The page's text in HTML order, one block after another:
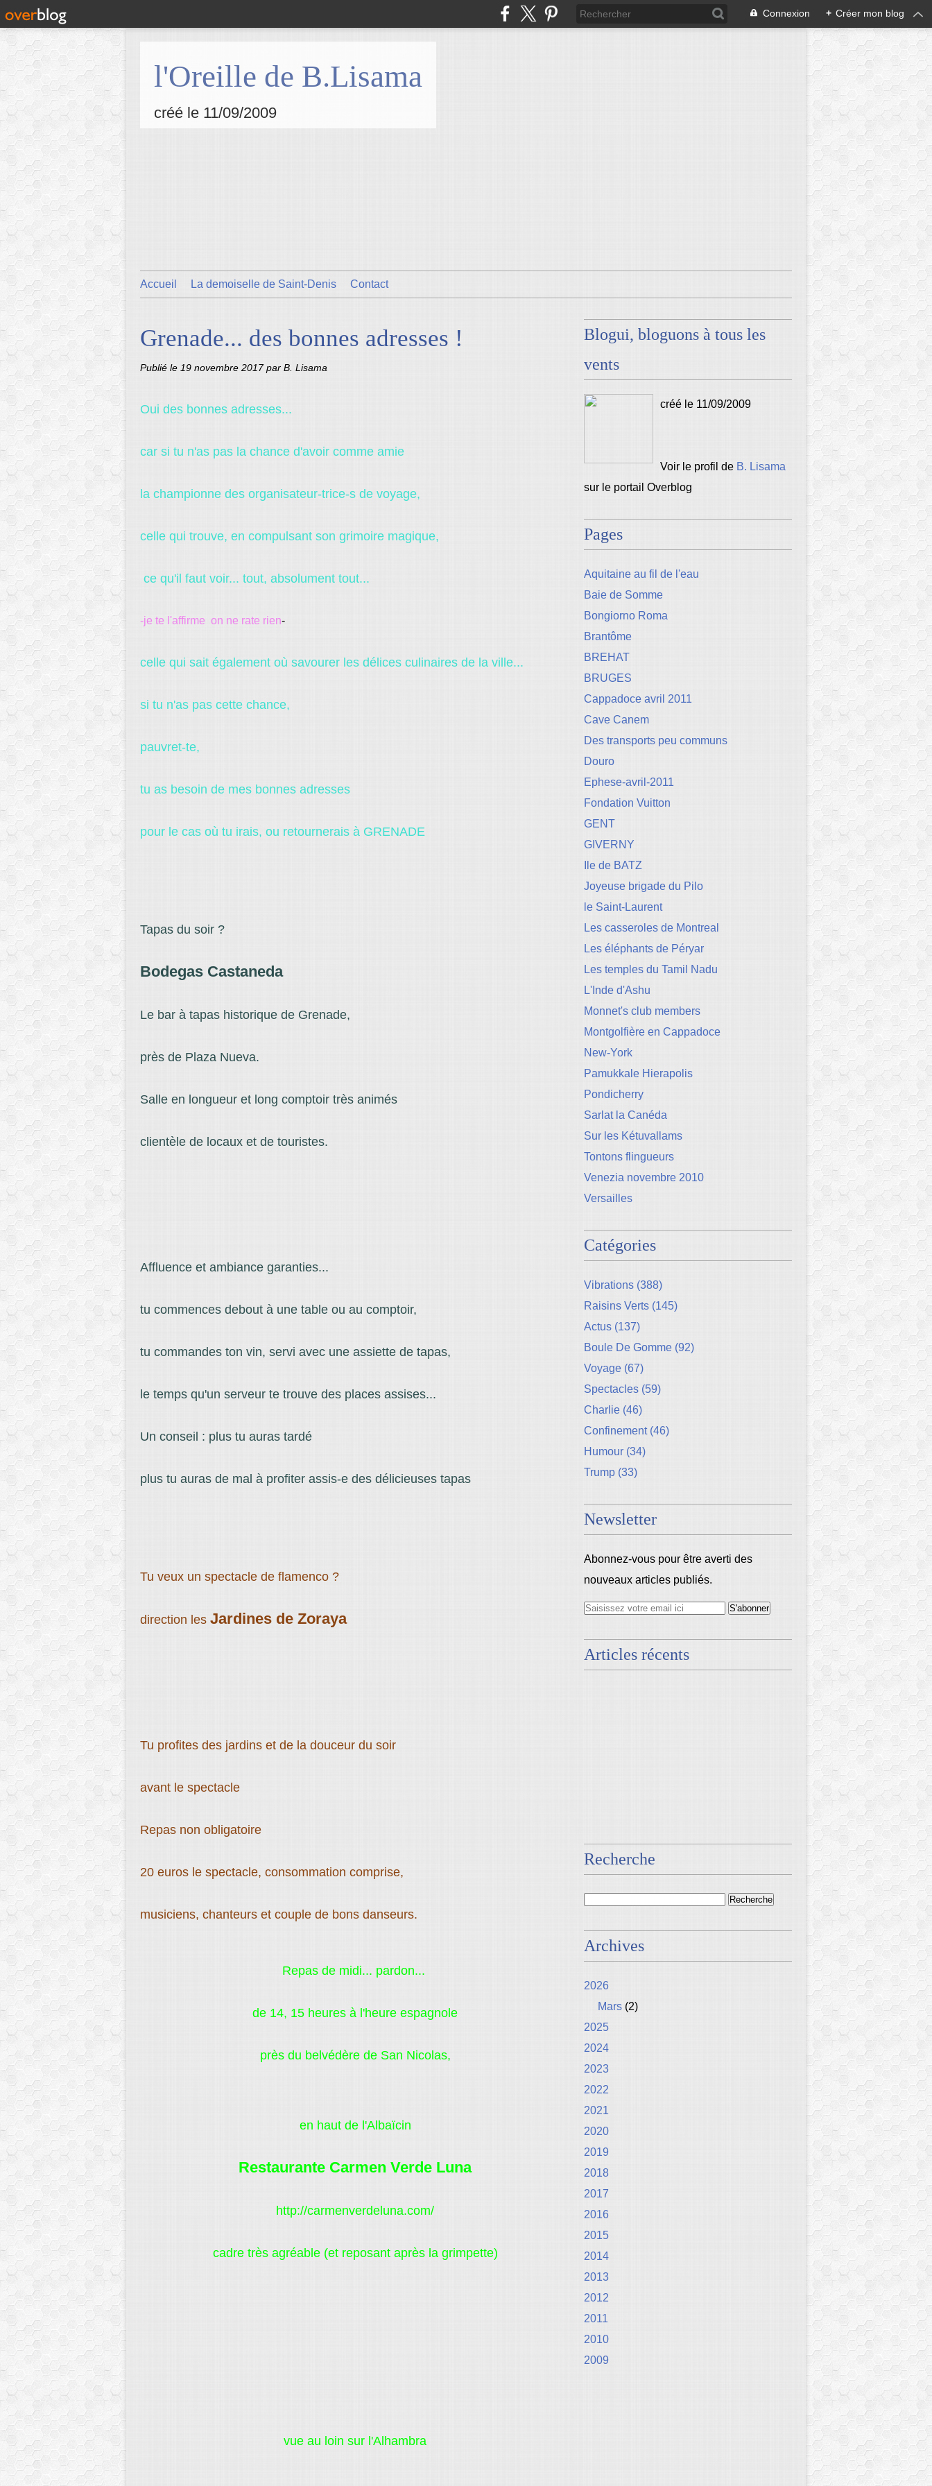
Connexion + Créer mon blog
l'Oreille de B.Lisama
créé le 11/09/2009
Accueil La demoiselle de Saint-Denis Contact
Grenade... des bonnes adresses !
Publié le 19 novembre 2017par B. Lisama
Oui des bonnes adresses...
car si tu n'as pas la chance d'avoir comme amie
la championne des organisateur-trice-s de voyage,
celle qui trouve, en compulsant son grimoire magique,
ce qu'il faut voir... tout, absolument tout...
-je te l'affirme on ne rate rien-
celle qui sait également où savourer les délices culinaires de la ville...
si tu n'as pas cette chance,
pauvret-te,
tu as besoin de mes bonnes adresses
pour le cas où tu irais, ou retournerais à GRENADE
Tapas du soir ?
Bodegas Castaneda
Le bar à tapas historique de Grenade,
près de Plaza Nueva.
Salle en longueur et long comptoir très animés
clientèle de locaux et de touristes.
Affluence et ambiance garanties...
tu commences debout à une table ou au comptoir,
tu commandes ton vin, servi avec une assiette de tapas,
le temps qu'un serveur te trouve des places assises...
Un conseil : plus tu auras tardé
plus tu auras de mal à profiter assis-e des délicieuses tapas
Tu veux un spectacle de flamenco ?
direction les Jardines de Zoraya
Tu profites des jardins et de la douceur du soir
avant le spectacle
Repas non obligatoire
20 euros le spectacle, consommation comprise,
musiciens, chanteurs et couple de bons danseurs.
Repas de midi... pardon...
de 14, 15 heures à l'heure espagnole
près du belvédère de San Nicolas,
en haut de l'Albaïcin
Restaurante Carmen Verde Luna
http://carmenverdeluna.com/
cadre très agréable (et reposant après la grimpette)
vue au loin sur l'Alhambra
Blogui, bloguons à tous les
vents
créé le 11/09/2009
Voir le profil de B. Lisama
sur le portail Overblog
Pages
Aquitaine au fil de l'eau
Baie de Somme
Bongiorno Roma
Brantôme
BREHAT
BRUGES
Cappadoce avril 2011
Cave Canem
Des transports peu communs
Douro
Ephese-avril-2011
Fondation Vuitton
GENT
GIVERNY
Ile de BATZ
Joyeuse brigade du Pilo
le Saint-Laurent
Les casseroles de Montreal
Les éléphants de Péryar
Les temples du Tamil Nadu
L'Inde d'Ashu
Monnet's club members
Montgolfière en Cappadoce
New-York
Pamukkale Hierapolis
Pondicherry
Sarlat la Canéda
Sur les Kétuvallams
Tontons flingueurs
Venezia novembre 2010
Versailles
Catégories
Vibrations (388)
Raisins Verts (145)
Actus (137)
Boule De Gomme (92)
Voyage (67)
Spectacles (59)
Charlie (46)
Confinement(46)
Humour (34)
Trump (33)
Newsletter
Abonnez-vous pour être averti des
nouveaux articles publiés.
Articles récents
Recherche
Archives
2026
Mars (2)
2025
2024
2023
2022
2021
2020
2019
2018
2017
2016
2015
2014
2013
2012
2011
2010
2009